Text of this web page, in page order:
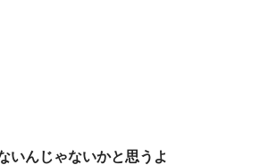
いんじゃないかと思うよ